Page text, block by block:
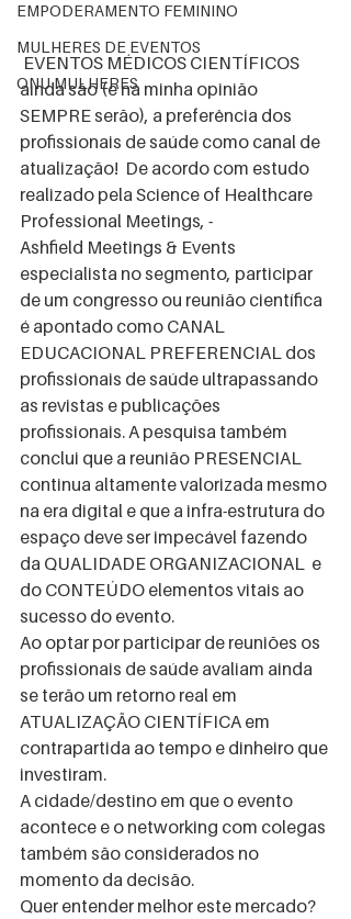
EMPODERAMENTO FEMININO
MULHERES DE EVENTOS
ONU MULHERES
ainda são (e na minha opinião
SEMPRE serão), a preferência dos
profissionais de saúde como canal de
atualização!  De acordo com estudo
realizado pela Science of Healthcare
Professional Meetings, -
Ashfield Meetings & Events
especialista no segmento, participar
de um congresso ou reunião científica
é apontado como CANAL
EDUCACIONAL PREFERENCIAL dos
profissionais de saúde ultrapassando
as revistas e publicações
profissionais. A pesquisa também
conclui que a reunião PRESENCIAL
continua altamente valorizada mesmo
na era digital e que a infra-estrutura do
espaço deve ser impecável fazendo
da QUALIDADE ORGANIZACIONAL  e
do CONTEÚDO elementos vitais ao
sucesso do evento.
Ao optar por participar de reuniões os
profissionais de saúde avaliam ainda
se terão um retorno real em
ATUALIZAÇÃO CIENTÍFICA em
contrapartida ao tempo e dinheiro que
investiram.
A cidade/destino em que o evento
acontece e o networking com colegas
também são considerados no
momento da decisão.
Quer entender melhor este mercado?